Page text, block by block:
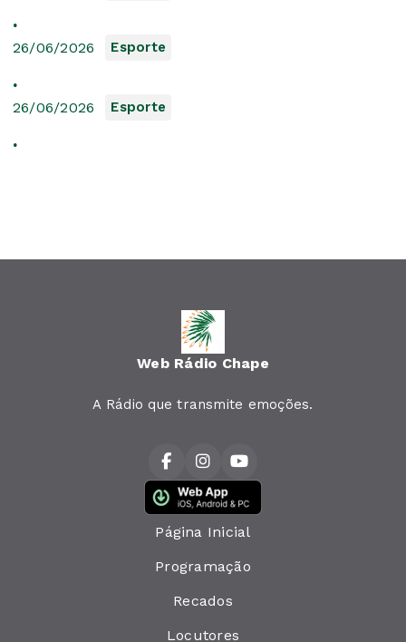
.
Esporte
26/06/2026
.
Esporte
26/06/2026
.
Web Rádio Chape
A Rádio que transmite emoções.
Página Inicial
Programação
Recados
Locutores